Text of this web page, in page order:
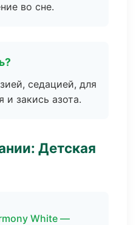
во сне.
седацией, для
закись азота.
Детская
White —